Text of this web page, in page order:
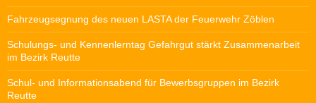
Fahrzeugsegnung des neuen LASTA der Feuerwehr Zöblen
Schulungs- und Kennenlerntag Gefahrgut stärkt Zusammenarbeit
im Bezirk Reutte
Schul- und Informationsabend für Bewerbsgruppen im Bezirk
Reutte